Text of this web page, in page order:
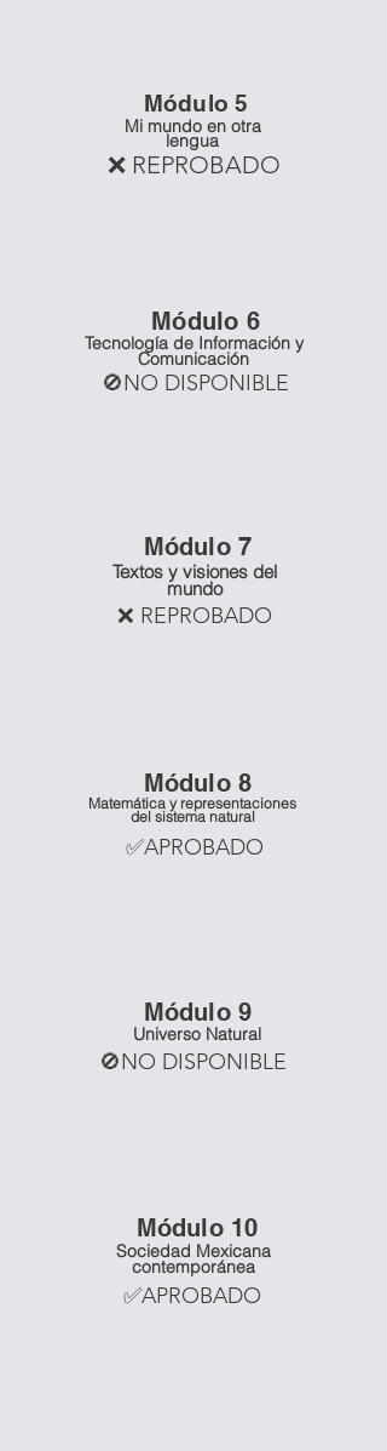
Módulo 5
Mi mundo en otra
lengua
❌ REPROBADO
Tecnología de Información y
Comunicación
Módulo 6
🚫NO DISPONIBLE
Módulo 7
Textos y visiones del
mundo
❌ REPROBADO
Matemática y representaciones
del sistema natural
Módulo 8
✅APROBADO
Módulo 9
Universo Natural
🚫NO DISPONIBLE
Sociedad Mexicana
contemporánea
✅APROBADO
Módulo 10